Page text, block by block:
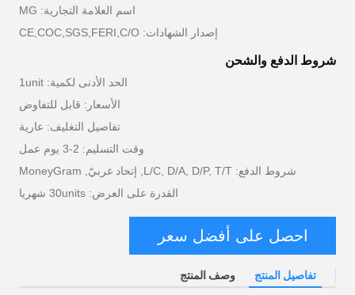
اسم العلامة التجارية: MG
إصدار الشهادات: CE,COC,SGS,FERI,C/O
شروط الدفع والشحن
الحد الأدنى لكمية: 1unit
الأسعار: قابل للتفاوض
تفاصيل التغليف: عارية
وقت التسليم: 2-3 يوم عمل
شروط الدفع: L/C, D/A, D/P, T/T, إتحاد غربيّ, MoneyGram
القدرة على العرض: 30units شهريا
احصل على أفضل سعر
تفاصيل المنتج وصف المنتج